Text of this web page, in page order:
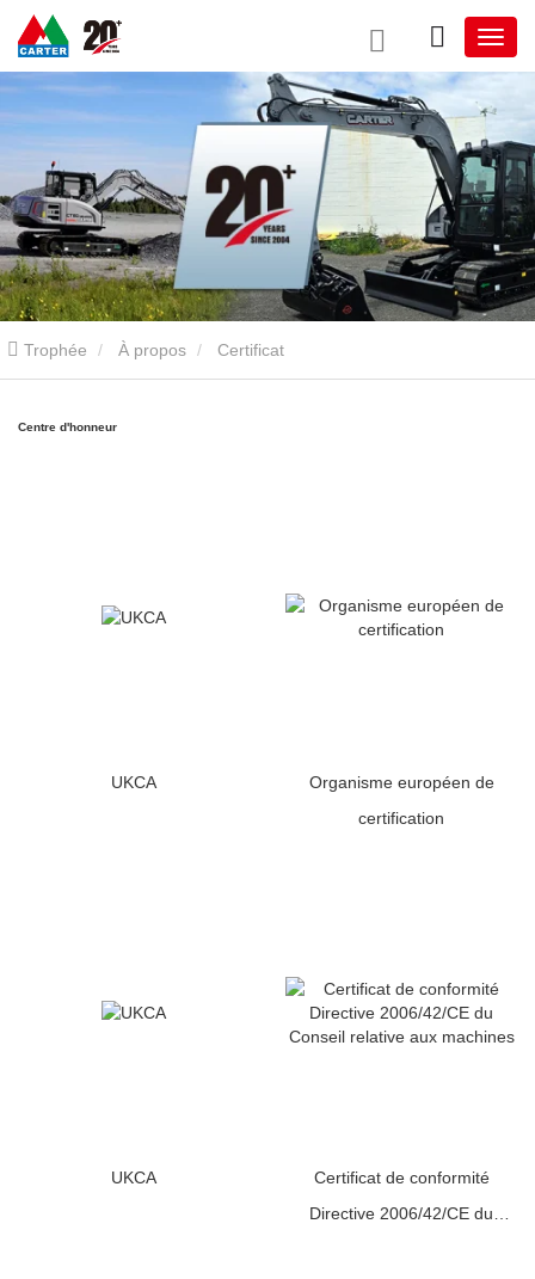
Trophée À propos Certificat
Centre d'honneur
UKCA
Organisme européen de
certification
UKCA
Certificat de conformité
Directive 2006/42/CE du